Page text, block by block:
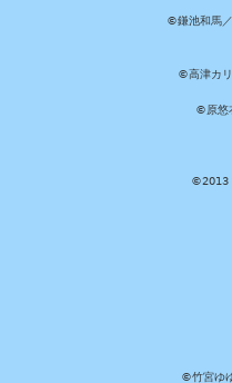
©鎌池和馬
©高津カ
©原悠
©2013
©竹宮ゆ